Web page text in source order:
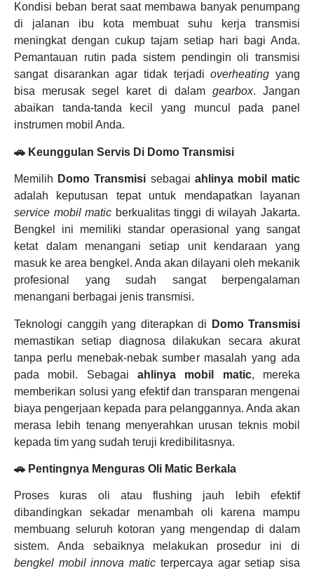
Kondisi beban berat saat membawa banyak penumpang
di jalanan ibu kota membuat suhu kerja transmisi
meningkat dengan cukup tajam setiap hari bagi Anda.
Pemantauan rutin pada sistem pendingin oli transmisi
sangat disarankan agar tidak terjadioverheating yang
bisa merusak segel karet di dalam gearbox. Jangan
abaikan tanda-tanda kecil yang muncul pada panel
instrumen mobil Anda.
🚗 Keunggulan Servis Di Domo Transmisi
Memilih Domo Transmisi sebagai ahlinya mobil matic
adalah keputusan tepat untuk mendapatkan layanan
service mobil matic berkualitas tinggi di wilayah Jakarta.
Bengkel ini memiliki standar operasional yang sangat
ketat dalam menangani setiap unit kendaraan yang
masuk ke area bengkel. Anda akan dilayani oleh mekanik
profesional yang sudah sangat berpengalaman
menangani berbagai jenis transmisi.
Teknologi canggih yang diterapkan di
Domo Transmisi
memastikan setiap diagnosa dilakukan secara akurat
tanpa perlu menebak-nebak sumber masalah yang ada
pada mobil. Sebagai ahlinya mobil matic, mereka
memberikan solusi yang efektif dan transparan mengenai
biaya pengerjaan kepada para pelanggannya. Anda akan
merasa lebih tenang menyerahkan urusan teknis mobil
kepada tim yang sudah teruji kredibilitasnya.
🚗 Pentingnya Menguras Oli Matic Berkala
Proses kuras oli atau flushing jauh lebih efektif
dibandingkan sekadar menambah oli karena mampu
membuang seluruh kotoran yang mengendap di dalam
sistem. Anda sebaiknya melakukan prosedur ini di
bengkel mobil innova matic terpercaya agar setiap sisa